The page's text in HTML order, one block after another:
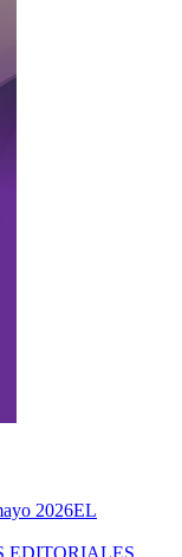
EL